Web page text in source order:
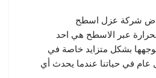
شركة عزل اسطح
عبر الاسطح هي احد
بشكل متزايد خاصة في
في حياتنا عندما يحدث أي